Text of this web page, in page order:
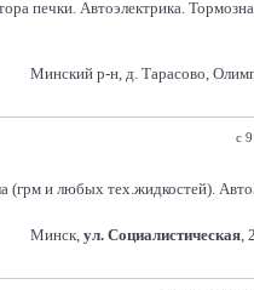
печки. Автоэлектрика.
Минский р-н, д. Тарасово,
с
(грм и любых тех.жидкостей).
Минск, ул. Социалистическая,